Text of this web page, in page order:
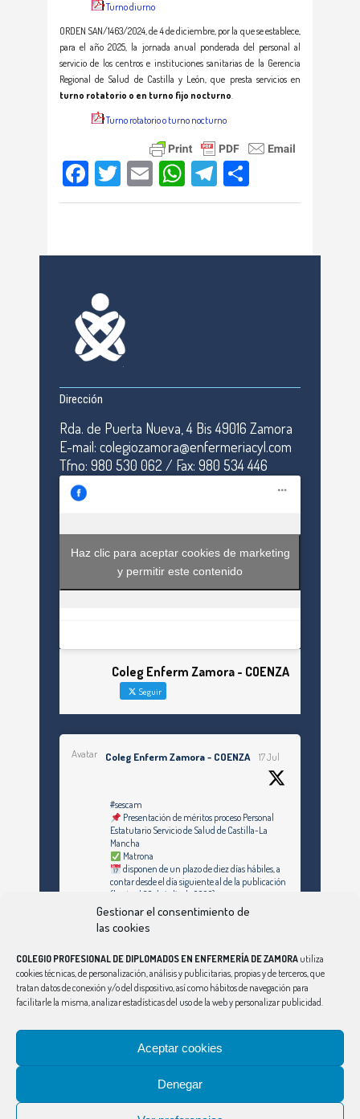
Gestionar el consentimiento de
las cookies
COLEGIO PROFESIONAL DE DIPLOMADOS EN ENFERMERÍA DE ZAMORA utiliza
cookies técnicas, de personalización, análisis y publicitarias, propias y de terceros, que
tratan datos de conexión y/o del dispositivo, así como hábitos de navegación para
facilitarle la misma, analizar estadísticas del uso de la web y personalizar publicidad.
Aceptar cookies
Denegar
Turno diurno
ORDEN SAN/1463/2024, de 4 de diciembre, por la que se establece,
para el año 2025, la jornada anual ponderada del personal al
servicio de los centros e instituciones sanitarias de la Gerencia
Regional de Salud de Castilla y León, que presta servicios en
turno rotatorio o en turno fijo nocturno.
Turno rotatorio o turno nocturno
Facebook
TwitterEmailWhatsApp
Telegram
Dirección
Rda. de Puerta Nueva, 4 Bis 49016 Zamora
E-mail: colegiozamora@enfermeriacyl.com
Tfno: 980 530 062 / Fax: 980 534 446
Haz clic para aceptar cookies de marketing
y permitir este contenido
Coleg Enferm Zamora - COENZA
Seguir
Avatar Coleg Enferm Zamora - COENZA 17 Jul
#sescam
Presentación de méritos proceso Personal
Estatutario Servicio de Salud de Castilla-La
Mancha
Matrona
disponen de un plazo de diez días hábiles, a
contar desde el día siguiente al de la publicación
(hasta el 30 de julio de 2026)
https://enfermeriazamora.com/enfermeria-y-
especialidades-personal-estatutario-servicio-
plazas/#MATRONA
Twitter
Síguenos en Instagram
BURGOS